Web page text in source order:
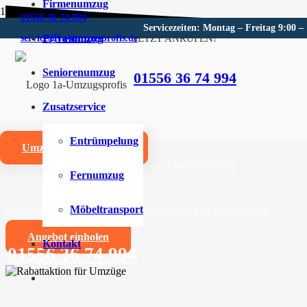
01556 36 74 994
service@1a-umzugsprofis.de
Servicezeiten: Montag – Freitag 9:00 –
JETZT ANRUFEN!
01556 36 74 994
Firmenumzug
Privatumzug
Seniorenumzug
Zusatzservice
Entrümpelung
Fernumzug
Möbeltransport
Kontakt
Umzugskostenrechner
Umzugsunternehmen für
Wir sind Ihr kompetentes Umzugsunternehmen für
Zuverlässige und professionelle Durchführung
Jahrelange Erfahrung und umfangreiches Know-how
Angebot einholen
01556 36 74 994